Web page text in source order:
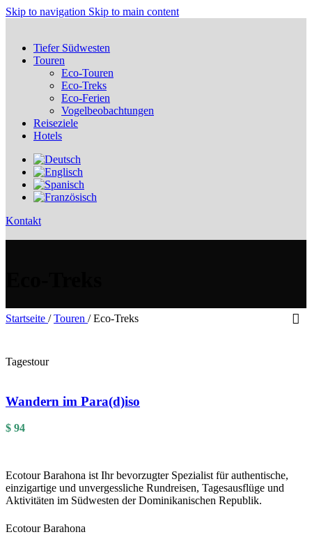
Skip to navigation Skip to main content
Tiefer Südwesten
Touren
Eco-Touren
Eco-Treks
Eco-Ferien
Vogelbeobachtungen
Reiseziele
Hotels
Kontakt
Startseite / Touren / Eco-Treks
Tagestour
Wandern im Para(d)iso
$ 94
Ecotour Barahona ist Ihr bevorzugter Spezialist für authentische,
einzigartige und unvergessliche Rundreisen, Tagesausflüge und
Aktivitäten im Südwesten der Dominikanischen Republik.
Ecotour Barahona